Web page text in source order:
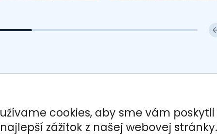
cookies, aby sme vám
najlepší zážitok z našej webovej stránky.